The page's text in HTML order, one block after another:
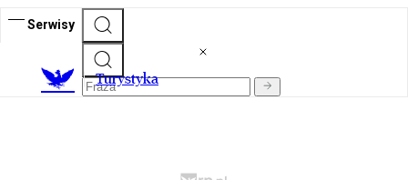
Serwisy
Turystyka